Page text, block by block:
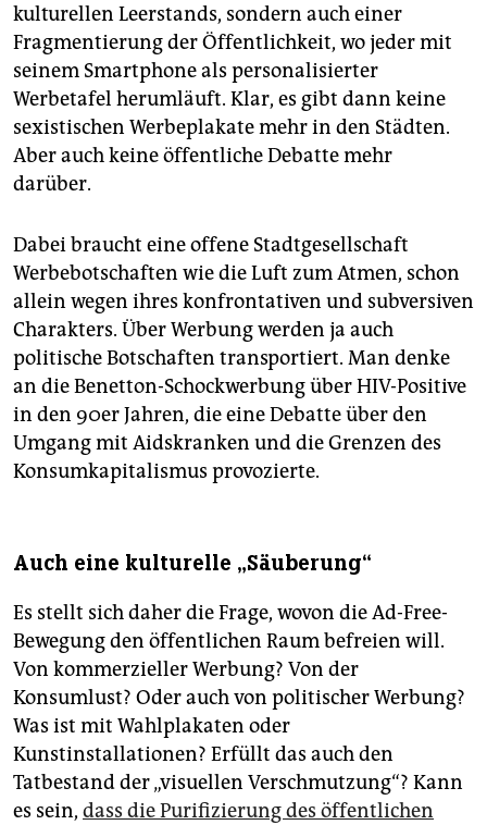
kulturellen Leerstands, sondern auch einer
Fragmentierung der Öffentlichkeit, wo jeder mit
seinem Smartphone als personalisierter
Werbetafel herumläuft. Klar, es gibt dann keine
sexistischen Werbeplakate mehr in den Städten.
Aber auch keine öffentliche Debatte mehr
darüber.
Dabei braucht eine offene Stadtgesellschaft
Werbebotschaften wie die Luft zum Atmen, schon
allein wegen ihres konfrontativen und subversiven
Charakters. Über Werbung werden ja auch
politische Botschaften transportiert. Man denke
an die Benetton-Schockwerbung über HIV-Positive
in den 90er Jahren, die eine Debatte über den
Umgang mit Aidskranken und die Grenzen des
Konsumkapitalismus provozierte.
Auch eine kulturelle „Säuberung“
Es stellt sich daher die Frage, wovon die Ad-Free-
Bewegung den öffentlichen Raum befreien will.
Von kommerzieller Werbung? Von der
Konsumlust? Oder auch von politischer Werbung?
Was ist mit Wahlplakaten oder
Kunstinstallationen? Erfüllt das auch den
Tatbestand der „visuellen Verschmutzung“? Kann
es sein, dass die Purifizierung des öffentlichen